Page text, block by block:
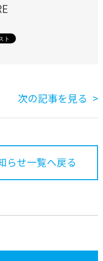
次の記事を見る
らせ一覧へ戻る